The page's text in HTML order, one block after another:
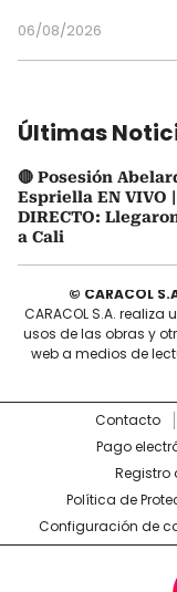
06/08/2026
Últimas
🔴 Posesión
Espriella EN VIVO
DIRECTO:
a Cali
© CARACOL
CARACOL S.A.
usos de las obras y
web a medios de
Contacto
Pago
Registro
Política de
Configuración de